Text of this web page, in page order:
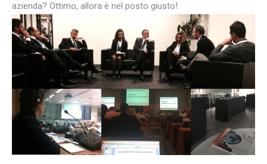
azienda? Ottimo, allora è nel posto giusto!